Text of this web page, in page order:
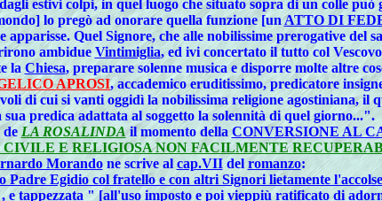
estivi colpi, in quel luogo che situato sopra di un colle
lo pregò ad onorare quella funzione [unATTO DI
Quel Signore, che alle nobilissime prerogative del
ambidue Vintimiglia, ed ivi concertato il tutto col
laChiesa, preparare solenne musica e disporre molte altre
APROSI, accademico eruditissimo, predicatore
di cui si vanti oggidì la nobilissima religione agostiniana, il
predica adattata al soggetto la solennità di quel giorno...".
de LA ROSALINDAil momento dellaCONVERSIONE AL
CIVILE E RELIGIOSA NON FACILMENTE
Morandone scrive al cap.VIIdelromanzo:
Padre Egidio col fratello e con altri Signori lietamente l'accolse
tappezzata " [all'uso imposto e poi vieppiù ratificato di